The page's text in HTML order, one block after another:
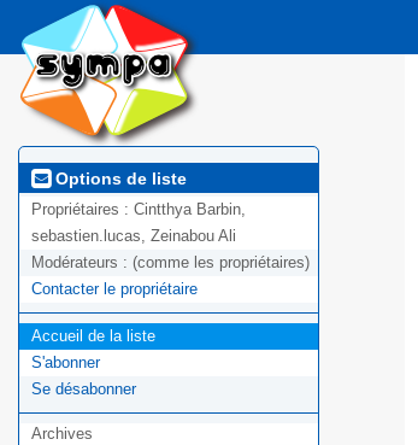
Options de liste
Propriétaires : Cintthya Barbin,
sebastien.lucas, Zeinabou Ali
Modérateurs : (comme les propriétaires)
Contacter le propriétaire
Accueil de la liste
S'abonner
Se désabonner
Archives